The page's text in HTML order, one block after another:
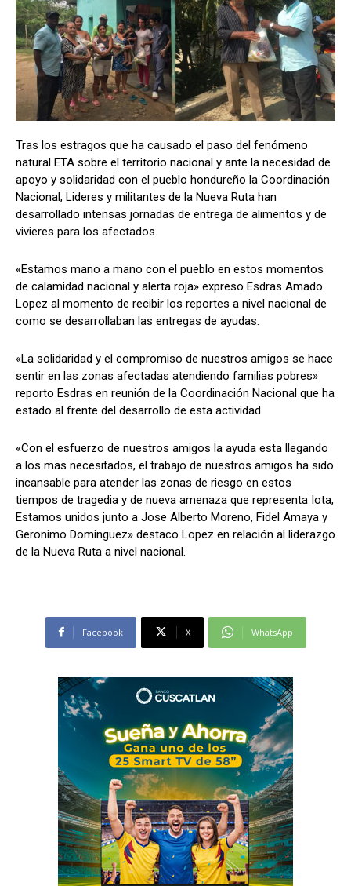
Comparta
Facebook X WhatsApp
Síganos
Comparta
Facebook X WhatsApp
Síganos
Tras los estragos que ha causado el paso del fenómeno
natural ETA sobre el territorio nacional y ante la necesidad de
apoyo y solidaridad con el pueblo hondureño la Coordinación
Nacional, Lideres y militantes de la Nueva Ruta han
desarrollado intensas jornadas de entrega de alimentos y de
vivieres para los afectados.
«Estamos mano a mano con el pueblo en estos momentos
de calamidad nacional y alerta roja» expreso Esdras Amado
Lopez al momento de recibir los reportes a nivel nacional de
como se desarrollaban las entregas de ayudas.
«La solidaridad y el compromiso de nuestros amigos se hace
sentir en las zonas afectadas atendiendo familias pobres»
reporto Esdras en reunión de la Coordinación Nacional que ha
estado al frente del desarrollo de esta actividad.
«Con el esfuerzo de nuestros amigos la ayuda esta llegando
a los mas necesitados, el trabajo de nuestros amigos ha sido
incansable para atender las zonas de riesgo en estos
tiempos de tragedia y de nueva amenaza que representa Iota,
Estamos unidos junto a Jose Alberto Moreno, Fidel Amaya y
Geronimo Dominguez» destaco Lopez en relación al liderazgo
de la Nueva Ruta a nivel nacional.
Facebook X WhatsApp